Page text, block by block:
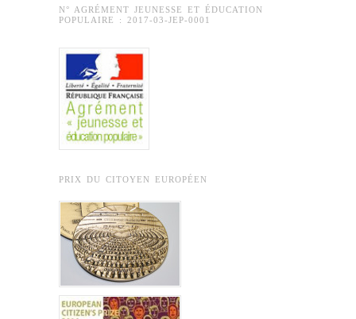
N° AGRÉMENT JEUNESSE ET ÉDUCATION
POPULAIRE : 2017-03-JEP-0001
PRIX DU CITOYEN EUROPÉEN